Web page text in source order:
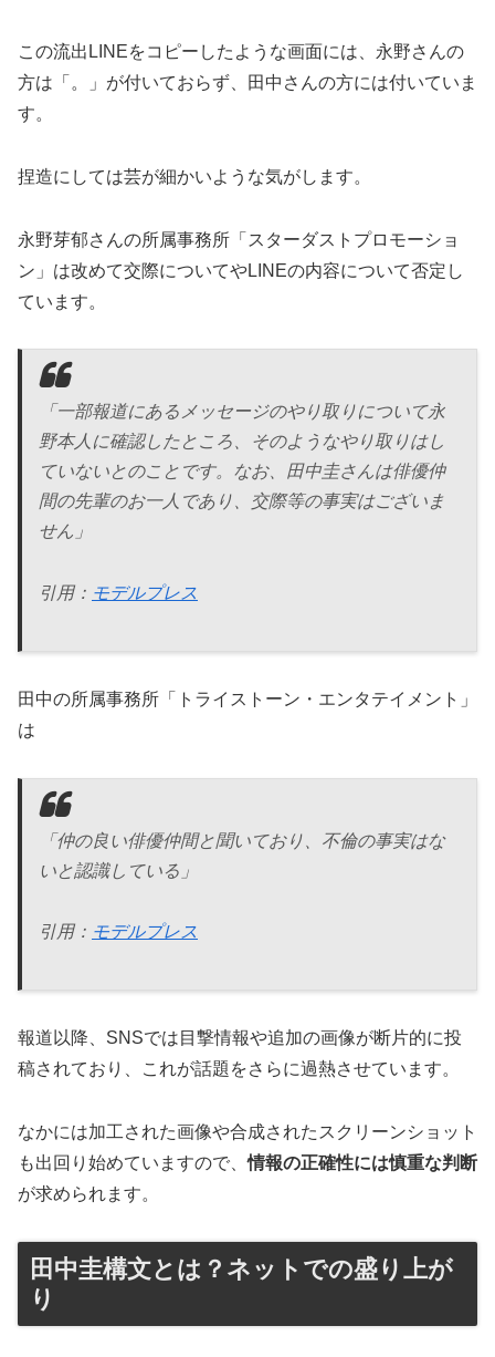
この流出LINEをコピーしたような画面には、永野さんの
方は「。」が付いておらず、田中さんの方には付いていま
す。
捏造にしては芸が細かいような気がします。
永野芽郁さんの所属事務所「スターダストプロモーショ
ン」は改めて交際についてやLINEの内容について否定し
ています。
「一部報道にあるメッセージのやり取りについて永
野本人に確認したところ、そのようなやり取りはし
ていないとのことです。なお、田中圭さんは俳優仲
間の先輩のお一人であり、交際等の事実はございま
せん」
引用： モデルプレス
田中の所属事務所「トライストーン・エンタテイメント」
は
「仲の良い俳優仲間と聞いており、不倫の事実はな
いと認識している」
引用： モデルプレス
報道以降、SNSでは目撃情報や追加の画像が断片的に投
稿されており、これが話題をさらに過熱させています。
なかには加工された画像や合成されたスクリーンショット
も出回り始めていますので、情報の正確性には慎重な判断
が求められます。
田中圭構文とは？ネットでの盛り上が
り